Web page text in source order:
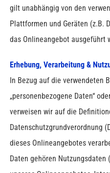
gilt unabhängig von den
Plattformen und Geräten (z.B.
das Onlineangebot ausgeführt
Erhebung, Verarbeitung &
In Bezug auf die verwendeten
„personenbezogene Daten“
verweisen wir auf die
Datenschutzgrundverordnung
dieses Onlineangebotes
Daten gehören Nutzungsdaten